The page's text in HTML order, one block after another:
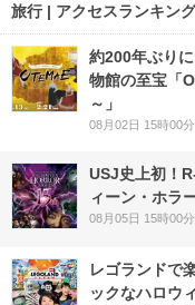
旅行 | アクセスランキング
約200年ぶり
物館の至宝「
～」
08月02日 15時00分
USJ史上初！
ィーン・ホラ
08月05日 15時00分
レゴランドで
ックなハロウ